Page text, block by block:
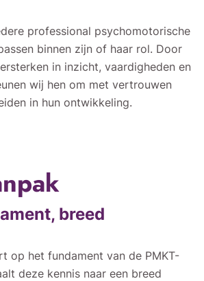
professional psychomotorische
binnen zijn of haar rol. Door
in inzicht, vaardigheden en
wij hen om met vertrouwen
in hun ontwikkeling.
breed
op het fundament van de PMKT-
deze kennis naar een breed